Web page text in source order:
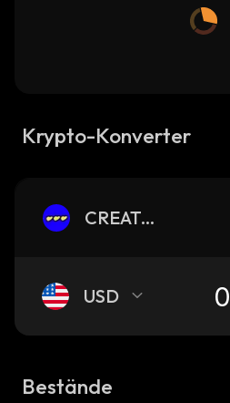
Krypto-Konverter
CREATOR
USD
Bestände